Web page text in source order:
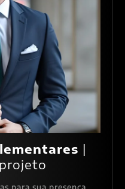
|
para sua presença